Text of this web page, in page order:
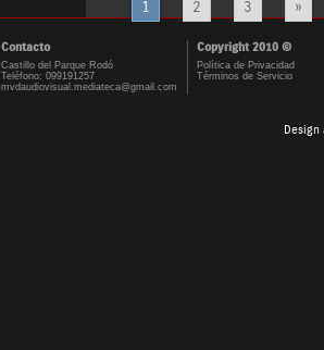
1 2 3 »
Contacto Copyright 2010 ©
Castillo del Parque Rodó
Teléfono: 099191257
mvdaudiovisual.mediateca@gmail.com
Política de Privacidad
Términos de Servicio